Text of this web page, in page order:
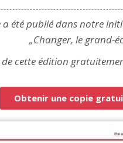
a été publié dans notre
„Changer, le grand-
cette édition
Obtenir une copie